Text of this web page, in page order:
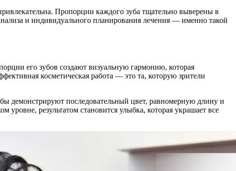
Пропорции каждого зуба тщательно выверены в
и индивидуального планирования лечения — именно такой
его зубов создают визуальную гармонию, которая
косметическая работа — это та, которую зрители
демонстрируют последовательный цвет, равномерную длину и
уровне, результатом становится улыбка, которая украшает все